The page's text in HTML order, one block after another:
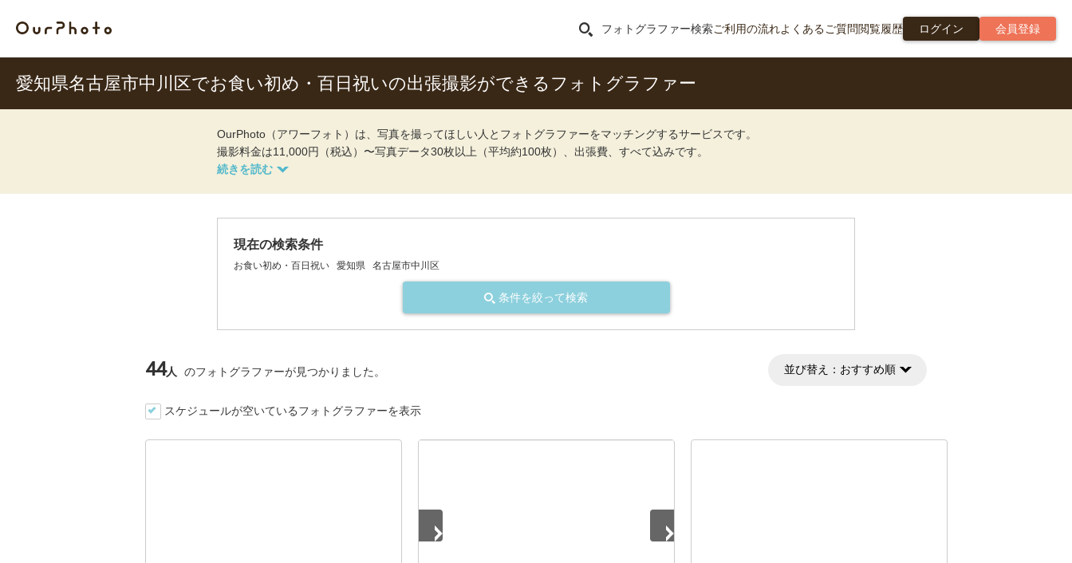
フォトグラファー検索ご利用の流れよくあるご質問閲覧履歴 ログイン 会員登録
愛知県名古屋市中川区でお食い初め・百日祝いの出張撮影ができるフォトグラファー
OurPhoto（アワーフォト）は、写真を撮ってほしい人とフォトグラファーをマッチングするサービスです。
撮影料金は11,000円（税込）〜写真データ30枚以上（平均約100枚）、出張費、すべて込みです。
現在の検索条件
お食い初め・百日祝い 愛知県 名古屋市中川区
条件を絞って検索
44人 のフォトグラファーが見つかりました。 並び替え： おすすめ順
スケジュールが空いているフォトグラファーを表示